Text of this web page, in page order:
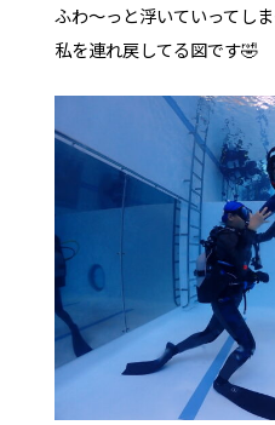
ふわ〜っと浮いていってし
私を連れ戻してる図です🤣